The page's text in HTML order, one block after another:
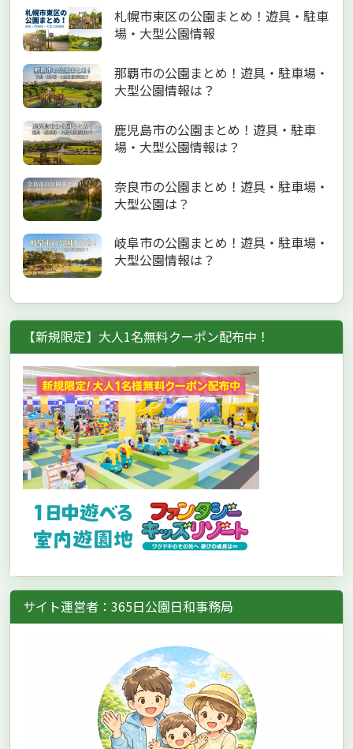
札幌市東区の公園まとめ！遊具・駐車
場・大型公園情報
那覇市の公園まとめ！遊具・駐車場・
大型公園情報は？
鹿児島市の公園まとめ！遊具・駐車
場・大型公園情報は？
奈良市の公園まとめ！遊具・駐車場・
大型公園は？
岐阜市の公園まとめ！遊具・駐車場・
大型公園情報は？
【新規限定】大人1名無料クーポン配布中！
サイト運営者：365日公園日和事務局